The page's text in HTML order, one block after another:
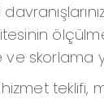
skorlama
hizmet